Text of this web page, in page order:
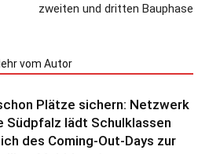
zweiten und dritten Bauphase
vom Autor
Plätze sichern: Netzwerk
Südpfalz lädt Schulklassen
des Coming-Out-Days zur